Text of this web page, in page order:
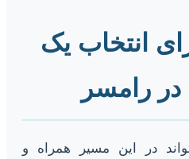
انتخاب یک
رامسر
در این مسیر همراه و